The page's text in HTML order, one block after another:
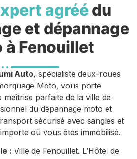
agréé du
et dépannage
à Fenouillet
Auto, spécialiste deux-roues
Moto, vous porte
maîtrise parfaite de la ville de
du dépannage moto et
sécurisé avec sangles et
où vous êtes immobilisé.
: Ville de Fenouillet. L’Hôtel de